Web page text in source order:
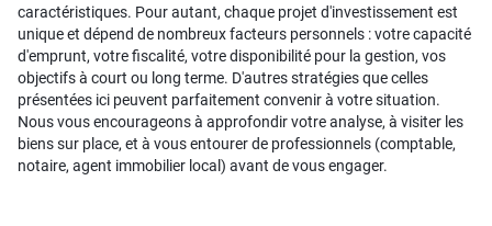
caractéristiques. Pour autant, chaque projet d'investissement est
unique et dépend de nombreux facteurs personnels : votre capacité
d'emprunt, votre fiscalité, votre disponibilité pour la gestion, vos
objectifs à court ou long terme. D'autres stratégies que celles
présentées ici peuvent parfaitement convenir à votre situation.
Nous vous encourageons à approfondir votre analyse, à visiter les
biens sur place, et à vous entourer de professionnels (comptable,
notaire, agent immobilier local) avant de vous engager.